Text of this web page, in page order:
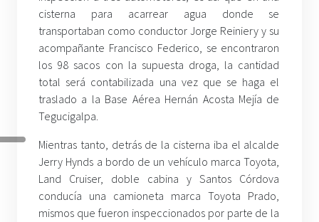
cisterna para acarrear agua donde se
transportaban como conductor Jorge Reiniery y su
acompañante Francisco Federico, se encontraron
los 98 sacos con la supuesta droga, la cantidad
total será contabilizada una vez que se haga el
traslado a la Base Aérea Hernán Acosta Mejía de
Tegucigalpa.
Mientras tanto, detrás de la cisterna iba el alcalde
Jerry Hynds a bordo de un vehículo marca Toyota,
Land Cruiser, doble cabina y Santos Córdova
conducía una camioneta marca Toyota Prado,
mismos que fueron inspeccionados por parte de la